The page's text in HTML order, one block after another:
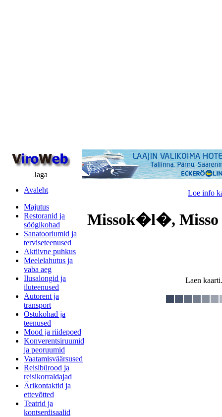
Jaga
Avaleht
Majutus
Restoranid ja
söögikohad
Sanatooriumid ja
terviseteenused
Aktiivne puhkus
Meelelahutus ja
vaba aeg
Ilusalongid ja
iluteenused
Autorent ja
transport
Ostukohad ja
teenused
Mood ja riidepoed
Konverentsiruumid
ja peoruumid
Vaatamisväärsused
Reisibürood ja
reisikorraldajad
Ärikontaktid ja
ettevõtted
Teatrid ja
kontserdisaalid
Loe info
Missok�l�, Misso
Laen